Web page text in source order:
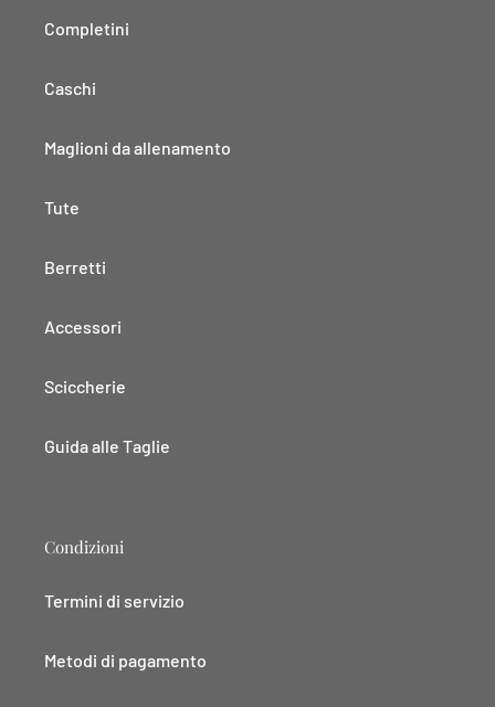
Completini
Caschi
Maglioni da allenamento
Tute
Berretti
Accessori
Sciccherie
Guida alle Taglie
Condizioni
Termini di servizio
Metodi di pagamento